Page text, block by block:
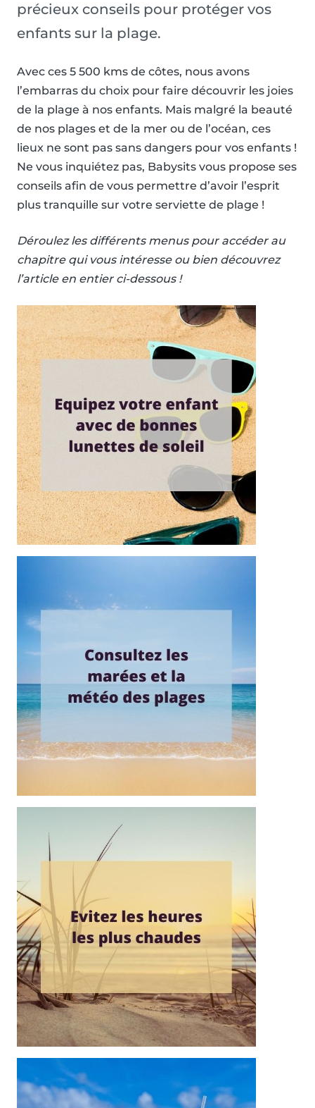
précieux conseils pour protéger vos
enfants sur la plage.
Avec ces 5 500 kms de côtes, nous avons
l’embarras du choix pour faire découvrir les joies
de la plage à nos enfants. Mais malgré la beauté
de nos plages et de la mer ou de l’océan, ces
lieux ne sont pas sans dangers pour vos enfants !
Ne vous inquiétez pas, Babysits vous propose ses
conseils afin de vous permettre d’avoir l’esprit
plus tranquille sur votre serviette de plage !
Déroulez les différents menus pour accéder au
chapitre qui vous intéresse ou bien découvrez
l’article en entier ci-dessous !